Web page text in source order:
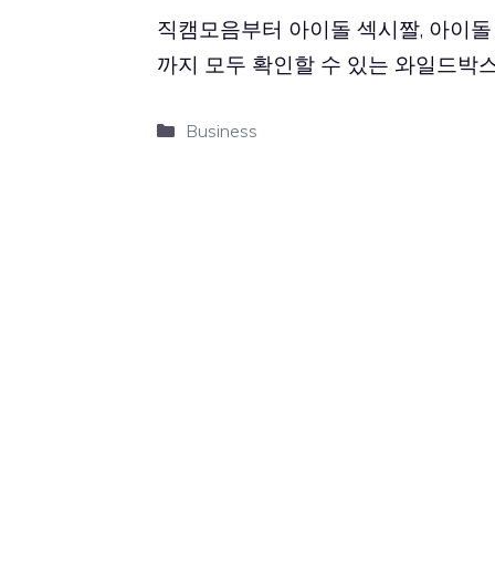
직캠모음부터 아이돌 섹시짤, 아이
까지 모두 확인할 수 있는 와일드박
Categories
Business